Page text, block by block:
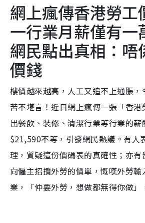
網上瘋傳香港勞工
一行業月薪僅有一
網民點出真相：唔
價錢
樓價越來越高，人工又追不上通脹
苦不堪言！近日網上瘋傳一張「香
出餐飲、裝修、清潔行業等行業的
$21,590不等，引發網民熱議。有人
理，質疑這份價碼表的真確性；亦
向僱主招攬外勞的價單，慨嘆外勞
業，「仲要外勞，想做都無得你做」